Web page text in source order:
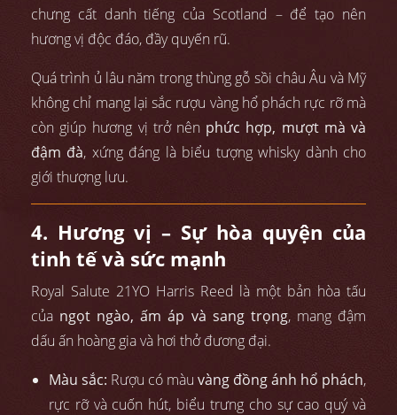
chưng cất danh tiếng của Scotland – để tạo nên
hương vị độc đáo, đầy quyến rũ.
Quá trình ủ lâu năm trong thùng gỗ sồi châu Âu và Mỹ
không chỉ mang lại sắc rượu vàng hổ phách rực rỡ mà
còn giúp hương vị trở nên phức hợp, mượt mà và
đậm đà, xứng đáng là biểu tượng whisky dành cho
giới thượng lưu.
4. Hương vị – Sự hòa quyện của
tinh tế và sức mạnh
Royal Salute 21YO Harris Reed là một bản hòa tấu
của ngọt ngào, ấm áp và sang trọng, mang đậm
dấu ấn hoàng gia và hơi thở đương đại.
Màu sắc: Rượu có màu vàng đồng ánh hổ phách,
rực rỡ và cuốn hút, biểu trưng cho sự cao quý và